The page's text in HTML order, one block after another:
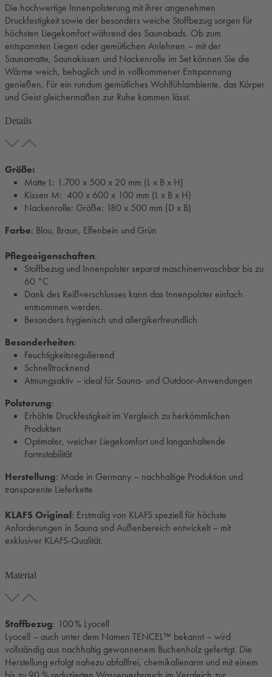
Die hochwertige Innenpolsterung mit ihrer angenehmen
Druckfestigkeit sowie der besonders weiche Stoffbezug sorgen für
höchsten Liegekomfort während des Saunabads. Ob zum
entspannten Liegen oder gemütlichen Anlehnen – mit der
Saunamatte, Saunakissen und Nackenrolle im Set können Sie die
Wärme weich, behaglich und in vollkommener Entspannung
genießen. Für ein rundum gemütliches Wohlfühlambiente, das Körper
und Geist gleichermaßen zur Ruhe kommen lässt.
Details
Größe:
Matte L: 1.700 x 500 x 20 mm (L x B x H)
Kissen M: 400 x 600 x 100 mm (L x B x H)
Nackenrolle: Größe: 180 x 500 mm (D x B)
Farbe: Blau, Braun, Elfenbein und Grün
Pflegeeigenschaften:
Stoffbezug und Innenpolster separat maschinenwaschbar bis zu
60 °C
Dank des Reißverschlusses kann das Innenpolster einfach
entnommen werden.
Besonders hygienisch und allergikerfreundlich
Besonderheiten:
Feuchtigkeitsregulierend
Schnelltrocknend
Atmungsaktiv – ideal für Sauna- und Outdoor-Anwendungen
Polsterung:
Erhöhte Druckfestigkeit im Vergleich zu herkömmlichen
Produkten
Optimaler, weicher Liegekomfort und langanhaltende
Formstabilität
Herstellung: Made in Germany – nachhaltige Produktion und
transparente Lieferkette
KLAFS Original: Erstmalig von KLAFS speziell für höchste
Anforderungen in Sauna und Außenbereich entwickelt – mit
exklusiver KLAFS-Qualität.
Material
Stoffbezug: 100 % Lyocell
Lyocell – auch unter dem Namen TENCEL™ bekannt – wird
vollständig aus nachhaltig gewonnenem Buchenholz gefertigt. Die
Herstellung erfolgt nahezu abfallfrei, chemikalienarm und mit einem